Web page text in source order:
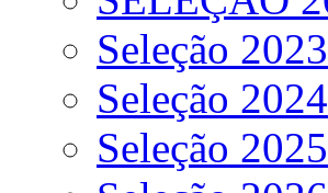
Seleção 2023
Seleção 2024
Seleção 2025